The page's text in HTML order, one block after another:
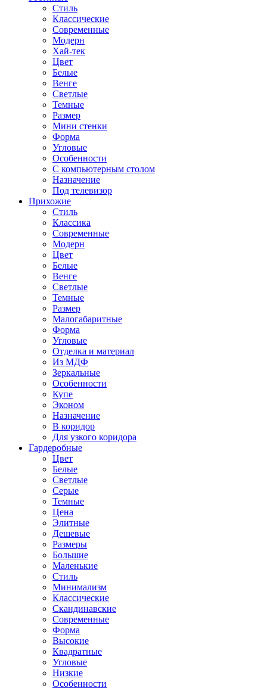
Стиль
Классические
Современные
Модерн
Хай-тек
Цвет
Белые
Венге
Светлые
Темные
Размер
Мини стенки
Форма
Угловые
Особенности
С компьютерным столом
Назначение
Под телевизор
Прихожие
Стиль
Классика
Современные
Модерн
Цвет
Белые
Венге
Светлые
Темные
Размер
Малогабаритные
Форма
Угловые
Отделка и материал
Из МДФ
Зеркальные
Особенности
Купе
Эконом
Назначение
В коридор
Для узкого коридора
Гардеробные
Цвет
Белые
Светлые
Серые
Темные
Цена
Элитные
Дешевые
Размеры
Большие
Маленькие
Стиль
Минимализм
Классические
Скандинавские
Современные
Форма
Высокие
Квадратные
Угловые
Низкие
Особенности